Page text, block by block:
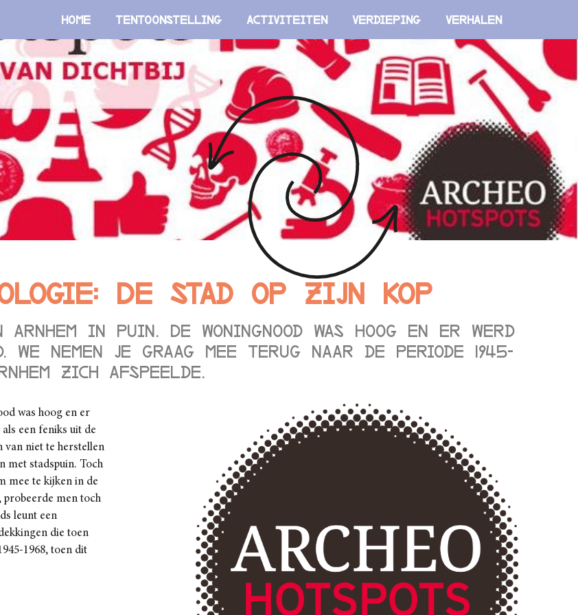
Home Tentoonstelling Activiteiten Verdieping Verhalen
De stad op zijn kop
in puin. De woningnood was hoog en er werd
We nemen je graag mee terug naar de periode 1945-
zich afspeelde.
was hoog en er
een feniks uit de
van niet te herstellen
met stadspuin. Toch
mee te kijken in de
men toch
leunt een
die toen
1968, toen dit